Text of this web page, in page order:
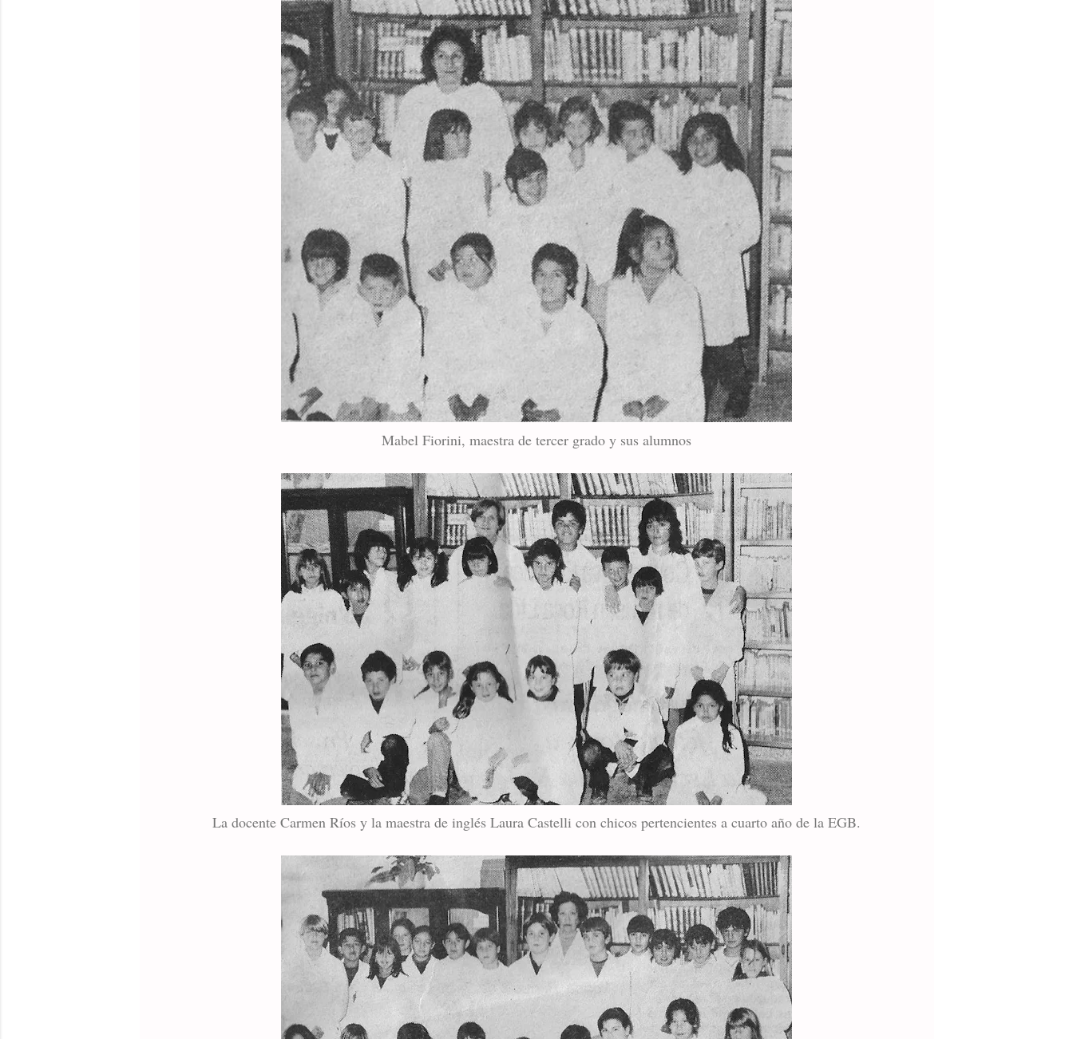
Mabel Fiorini, maestra de tercer grado y sus alumnos
La docente Carmen Ríos y la maestra de inglés Laura Castelli con chicos pertencientes a cuarto año de la EGB.